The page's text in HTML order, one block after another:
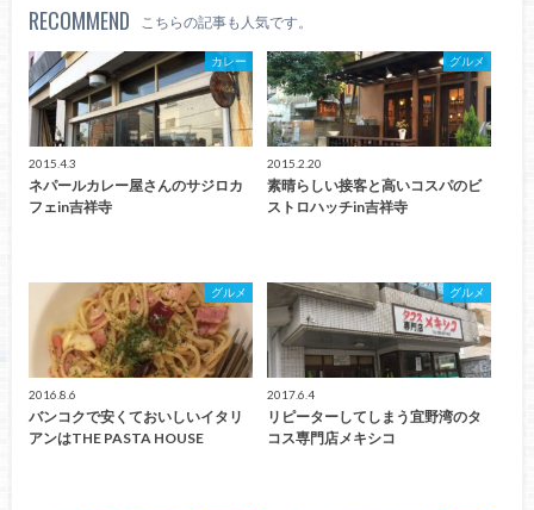
RECOMMEND こちらの記事も人気です。
カレー
2015.4.3
ネパールカレー屋さんのサジロカ
フェin吉祥寺
グルメ
2015.2.20
素晴らしい接客と高いコスパのビ
ストロハッチin吉祥寺
グルメ
2016.8.6
バンコクで安くておいしいイタリ
アンはTHE PASTA HOUSE
グルメ
2017.6.4
リピーターしてしまう宜野湾のタ
コス専門店メキシコ